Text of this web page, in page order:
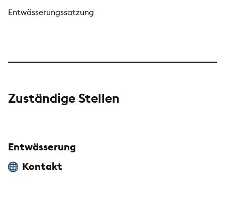
Entwässerungssatzung
Zuständige Stellen
Entwässerung
Kontakt